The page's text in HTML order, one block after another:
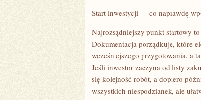
Start inwestycji — co naprawdę
Najrozsądniejszy punkt startowy
Dokumentacja porządkuje, które
wcześniejszego przygotowania, a
Jeśli inwestor zaczyna od listy
się kolejność robót, a dopiero
wszystkich niespodzianek, ale